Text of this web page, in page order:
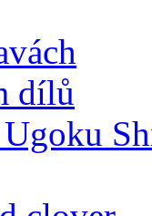
dílů